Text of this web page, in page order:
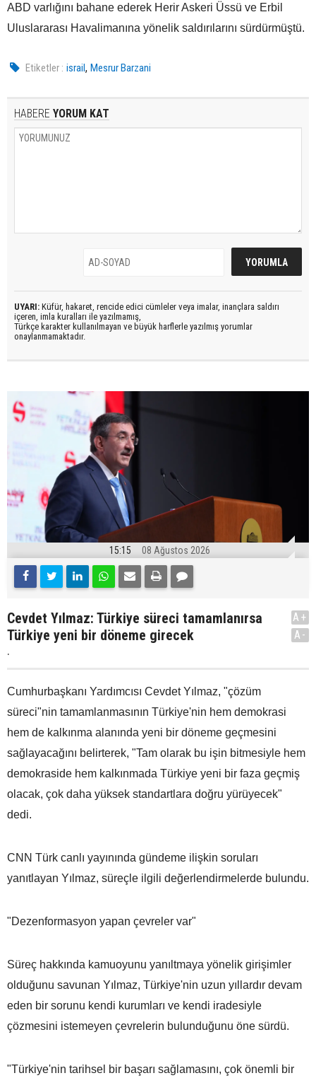
ABD varlığını bahane ederek Herir Askeri Üssü ve Erbil
Uluslararası Havalimanına yönelik saldırılarını sürdürmüştü.
Etiketler : israil,Mesrur Barzani
HABERE YORUM KAT
UYARI: Küfür, hakaret, rencide edici cümleler veya imalar, inançlara saldırı
içeren, imla kuralları ile yazılmamış,
Türkçe karakter kullanılmayan ve büyük harflerle yazılmış yorumlar
onaylanmamaktadır.
15:15 08 Ağustos 2026
Cevdet Yılmaz: Türkiye süreci tamamlanırsa
Türkiye yeni bir döneme girecek
.
A+
A-
Cumhurbaşkanı Yardımcısı Cevdet Yılmaz, "çözüm
süreci"nin tamamlanmasının Türkiye'nin hem demokrasi
hem de kalkınma alanında yeni bir döneme geçmesini
sağlayacağını belirterek, "Tam olarak bu işin bitmesiyle hem
demokraside hem kalkınmada Türkiye yeni bir faza geçmiş
olacak, çok daha yüksek standartlara doğru yürüyecek"
dedi.
CNN Türk canlı yayınında gündeme ilişkin soruları
yanıtlayan Yılmaz, süreçle ilgili değerlendirmelerde bulundu.
"Dezenformasyon yapan çevreler var"
Süreç hakkında kamuoyunu yanıltmaya yönelik girişimler
olduğunu savunan Yılmaz, Türkiye'nin uzun yıllardır devam
eden bir sorunu kendi kurumları ve kendi iradesiyle
çözmesini istemeyen çevrelerin bulunduğunu öne sürdü.
"Türkiye'nin tarihsel bir başarı sağlamasını, çok önemli bir